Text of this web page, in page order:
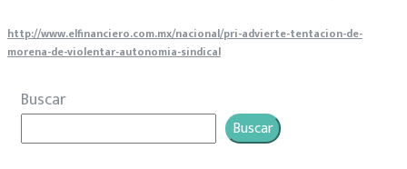
http://www.elfinanciero.com.mx/nacional/pri-advierte-tentacion-de-
morena-de-violentar-autonomia-sindical
Buscar
Buscar